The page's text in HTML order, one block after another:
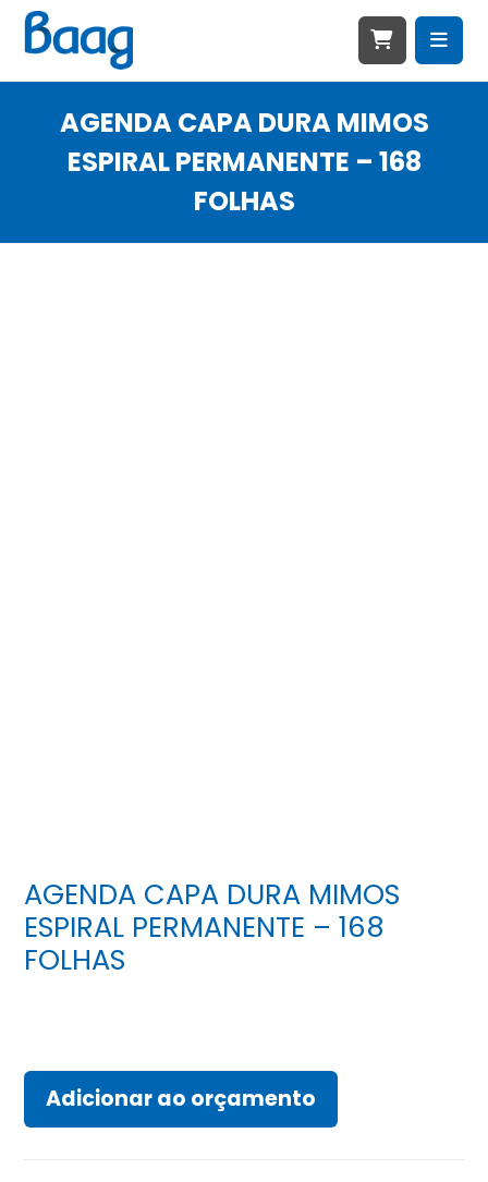
AGENDA CAPA DURA MIMOS
ESPIRAL PERMANENTE – 168
FOLHAS
AGENDA CAPA DURA MIMOS
ESPIRAL PERMANENTE – 168
FOLHAS
Adicionar ao orçamento